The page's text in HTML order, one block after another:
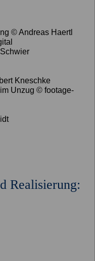
© Andreas Haertl
Kneschke
Unzug © footage-
Realisierung: